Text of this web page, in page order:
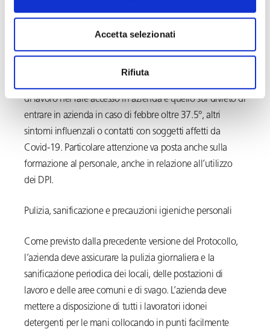
Accetta selezionati
Rifiuta
le disposizioni delle Autorità, consegnando e/o
affiggendo all’ingresso e nei luoghi maggiormente visibili
dei locali aziendali appositi depliants informativi. Tra gli
obblighi informativi quello relativo all’obbligo di
di lavoro nel fare accesso in azienda e quello sul divieto di
entrare in azienda in caso di febbre oltre 37.5°, altri
sintomi influenzali o contatti con soggetti affetti da
Covid-19. Particolare attenzione va posta anche sulla
formazione al personale, anche in relazione all’utilizzo
dei DPI.
Pulizia, sanificazione e precauzioni igieniche personali
Come previsto dalla precedente versione del Protocollo,
l’azienda deve assicurare la pulizia giornaliera e la
sanificazione periodica dei locali, delle postazioni di
lavoro e delle aree comuni e di svago. L’azienda deve
mettere a disposizione di tutti i lavoratori idonei
detergenti per le mani collocando in punti facilmente